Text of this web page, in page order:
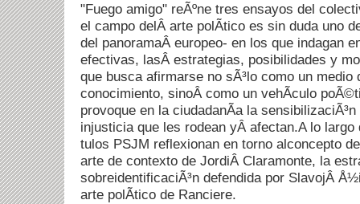
"Fuego amigo" reÃºne tres ensayos del
el campo delÂ arte polÃ­tico es sin duda uno
del panoramaÂ europeo- en los que indagan
efectivas, lasÂ estrategias, posibilidades y
que busca afirmarse no sÃ³lo como un medio
conocimiento, sinoÂ como un vehÃ­culo
provoque en la ciudadanÃ­a la
injusticia que les rodean yÂ afectan.A lo
tulos PSJM reflexionan en torno alconcepto
arte de contexto de JordiÂ Claramonte, la
sobreidentificaciÃ³n defendida por SlavojÂ
arte polÃ­tico de Ranciere.